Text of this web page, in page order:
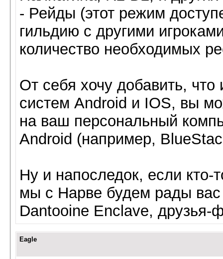
- Рейды (этот режим
гильдию с другими
количество необходимых
От себя хочу добавить, что
систем Android и IOS, вы
на ваш персональный
Android (например,
Ну и напоследок, если кто-
мы с Нарве будем рады
Dantooine Enclave, друзья-
Eagle